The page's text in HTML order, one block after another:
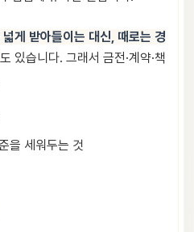
게 받아들이는 대신, 때로는 경
도 있습니다. 그래서 금전·계약·책
을 세워두는 것